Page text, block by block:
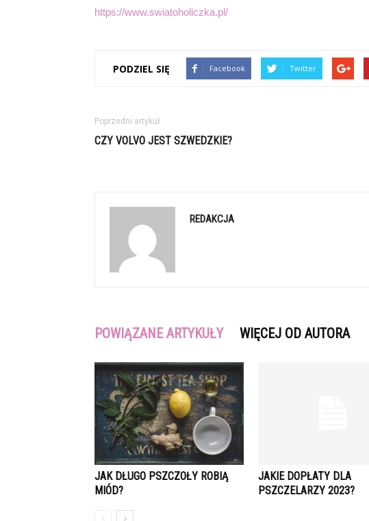
https://www.swiatoholiczka.pl/
PODZIEL SIĘ Facebook Twitter
Poprzedni artykuł
CZY VOLVO JEST SZWEDZKIE?
REDAKCJA
POWIĄZANE ARTYKUŁY WIĘCEJ OD AUTORA
JAK DŁUGO PSZCZOŁY ROBIĄ
MIÓD?
JAKIE DOPŁATY DLA
PSZCZELARZY 2023?